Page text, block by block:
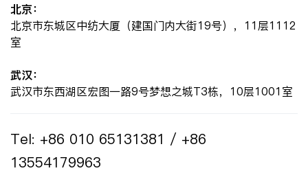
北京：
北京市东城区中纺大厦（建国门内大街19号），11层1112
室
武汉：
武汉市东西湖区宏图一路9号梦想之城T3栋，10层1001室
Tel: +86 010 65131381 / +86
13554179963